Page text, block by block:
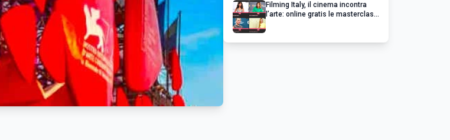
Filming Italy, il cinema incontra
l’arte: online gratis le masterclass